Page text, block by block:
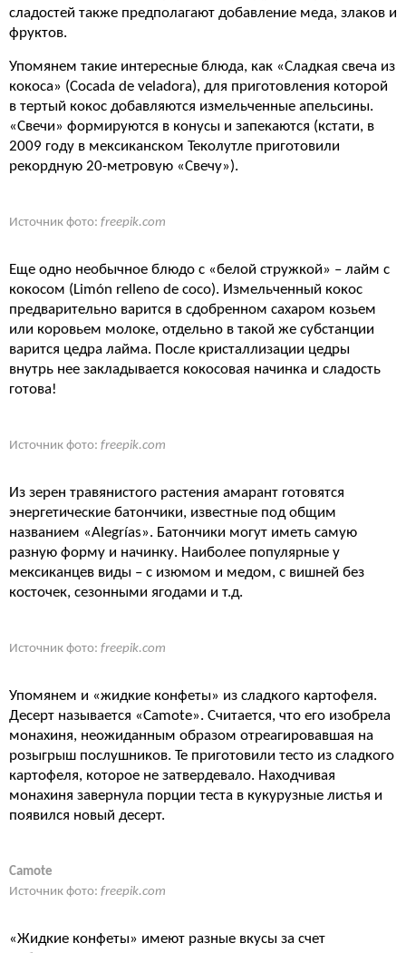
сладостей также предполагают добавление меда, злаков и
фруктов.
Упомянем такие интересные блюда, как «Сладкая свеча из
кокоса» (Cocada de veladora), для приготовления которой
в тертый кокос добавляются измельченные апельсины.
«Свечи» формируются в конусы и запекаются (кстати, в
2009 году в мексиканском Теколутле приготовили
рекордную 20-метровую «Свечу»).
Источник фото: freepik.com
Еще одно необычное блюдо с «белой стружкой» – лайм с
кокосом (Limón relleno de coco). Измельченный кокос
предварительно варится в сдобренном сахаром козьем
или коровьем молоке, отдельно в такой же субстанции
варится цедра лайма. После кристаллизации цедры
внутрь нее закладывается кокосовая начинка и сладость
готова!
Источник фото: freepik.com
Из зерен травянистого растения амарант готовятся
энергетические батончики, известные под общим
названием «Alegrías». Батончики могут иметь самую
разную форму и начинку. Наиболее популярные у
мексиканцев виды – с изюмом и медом, с вишней без
косточек, сезонными ягодами и т.д.
Источник фото: freepik.com
Упомянем и «жидкие конфеты» из сладкого картофеля.
Десерт называется «Camote». Считается, что его изобрела
монахиня, неожиданным образом отреагировавшая на
розыгрыш послушников. Те приготовили тесто из сладкого
картофеля, которое не затвердевало. Находчивая
монахиня завернула порции теста в кукурузные листья и
появился новый десерт.
Camote
Источник фото: freepik.com
«Жидкие конфеты» имеют разные вкусы за счет